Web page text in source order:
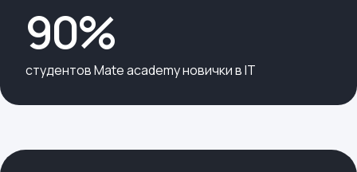
90%
cтудентов Mate academy новички в IT